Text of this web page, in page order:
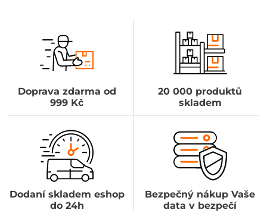
Doprava zdarma od
999 Kč
20 000 produktů
skladem
Dodaní skladem eshop
do 24h
Bezpečný nákup Vaše
data v bezpečí